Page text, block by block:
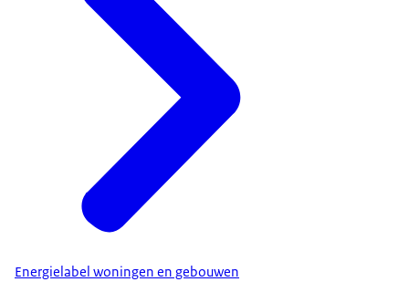
Energielabel woningen en gebouwen